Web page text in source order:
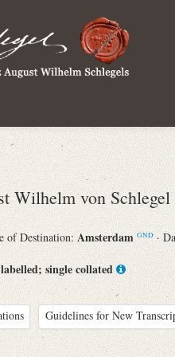
Wilhelm von Schlegel
of Destination: Amsterdam GND ·
single collated
Guidelines for New